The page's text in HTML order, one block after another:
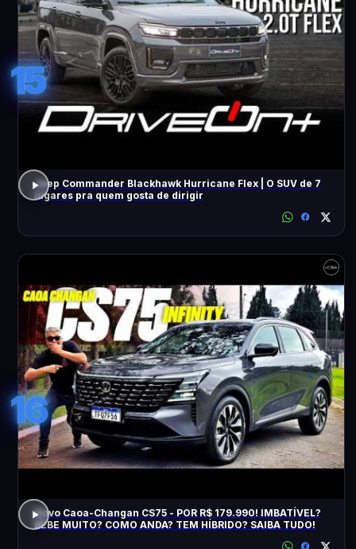
15
Jeep Commander Blackhawk Hurricane Flex | O SUV de 7
lugares pra quem gosta de dirigir
16
Novo Caoa-Changan CS75 - POR R$ 179.990! IMBATÍVEL?
BEBE MUITO? COMO ANDA? TEM HÍBRIDO? SAIBA TUDO!